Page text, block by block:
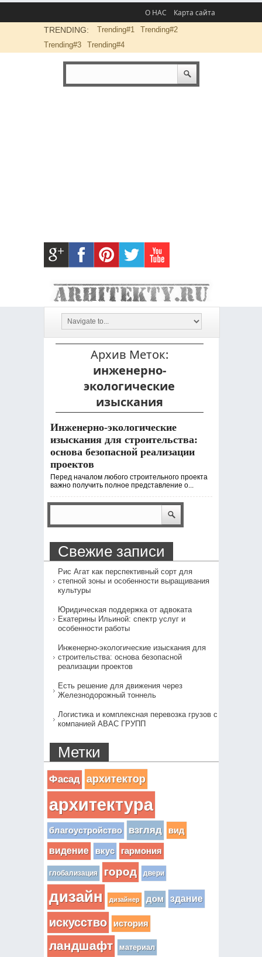
О НАС Карта сайта
TRENDING: Trending#1
Trending#2
Trending#3
Trending#4
Архив Меток:
инженерно-
экологические
изыскания
Инженерно-экологические
изыскания для строительства:
основа безопасной реализации
проектов
Перед началом любого строительного проекта
важно получить полное представление о...
Свежие записи
Рис Агат как перспективный сорт для
степной зоны и особенности выращивания
культуры
Юридическая поддержка от адвоката
Екатерины Ильиной: спектр услуг и
особенности работы
Инженерно-экологические изыскания для
строительства: основа безопасной
реализации проектов
Есть решение для движения через
Железнодорожный тоннель
Логистика и комплексная перевозка грузов с
компанией АВАС ГРУПП
Метки
Фасад архитектор
архитектура
благоустройство взгляд вид
видение вкус гармония
глобализация город двери
дизайн дизайнер дом здание
искусство история
ландшафт материал